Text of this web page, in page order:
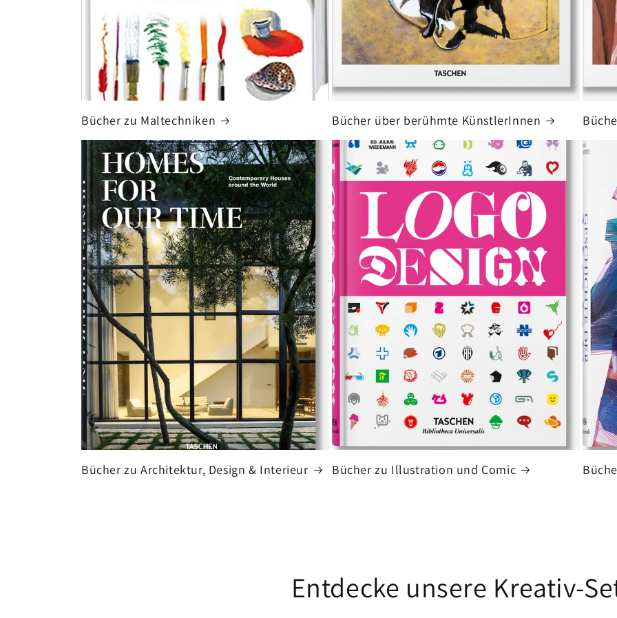
Bücher zu Maltechniken Bücher über berühmte KünstlerInnen
Bücher zu Architektur, Design & Interieur Bücher zu Illustration und Comic
Entdecke unsere Kreativ-